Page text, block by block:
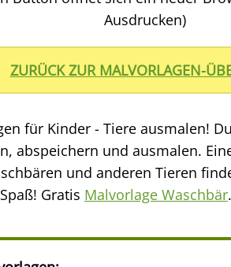
Ausdrucken)
ZURÜCK ZUR MALVORLAGEN-
für Kinder - Tiere ausmalen!
abspeichern und ausmalen.
und anderen Tieren
Gratis Malvorlage Waschbär.